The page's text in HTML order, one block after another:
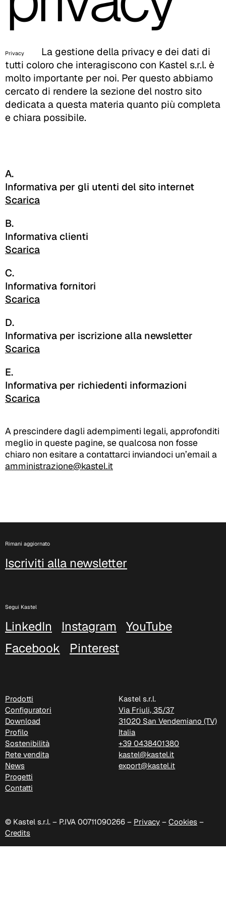
Privacy
La gestione della privacy e dei dati di
tutti coloro che interagiscono con Kastel s.r.l. è
molto importante per noi. Per questo abbiamo
cercato di rendere la sezione del nostro sito
dedicata a questa materia quanto più completa
e chiara possibile.
A.
Informativa per gli utenti del sito internet
Scarica
B.
Informativa clienti
Scarica
C.
Informativa fornitori
Scarica
D.
Informativa per iscrizione alla newsletter
Scarica
E.
Informativa per richiedenti informazioni
Scarica
A prescindere dagli adempimenti legali, approfonditi
meglio in queste pagine, se qualcosa non fosse
chiaro non esitare a contattarci inviandoci un’email a
amministrazione@kastel.it
Rimani aggiornato
Iscriviti alla newsletter
Segui Kastel
LinkedIn Instagram
YouTube
Facebook
Pinterest
Prodotti
Configuratori
Download
Profilo
Sostenibilità
Rete vendita
News
Progetti
Contatti
Kastel s.r.l.
Via Friuli, 35/37
31020 San Vendemiano (TV)
Italia
+39 0438401380
kastel@kastel.it
export@kastel.it
© Kastel s.r.l. – P.IVA 00711090266 – Privacy – Cookies –
Credits